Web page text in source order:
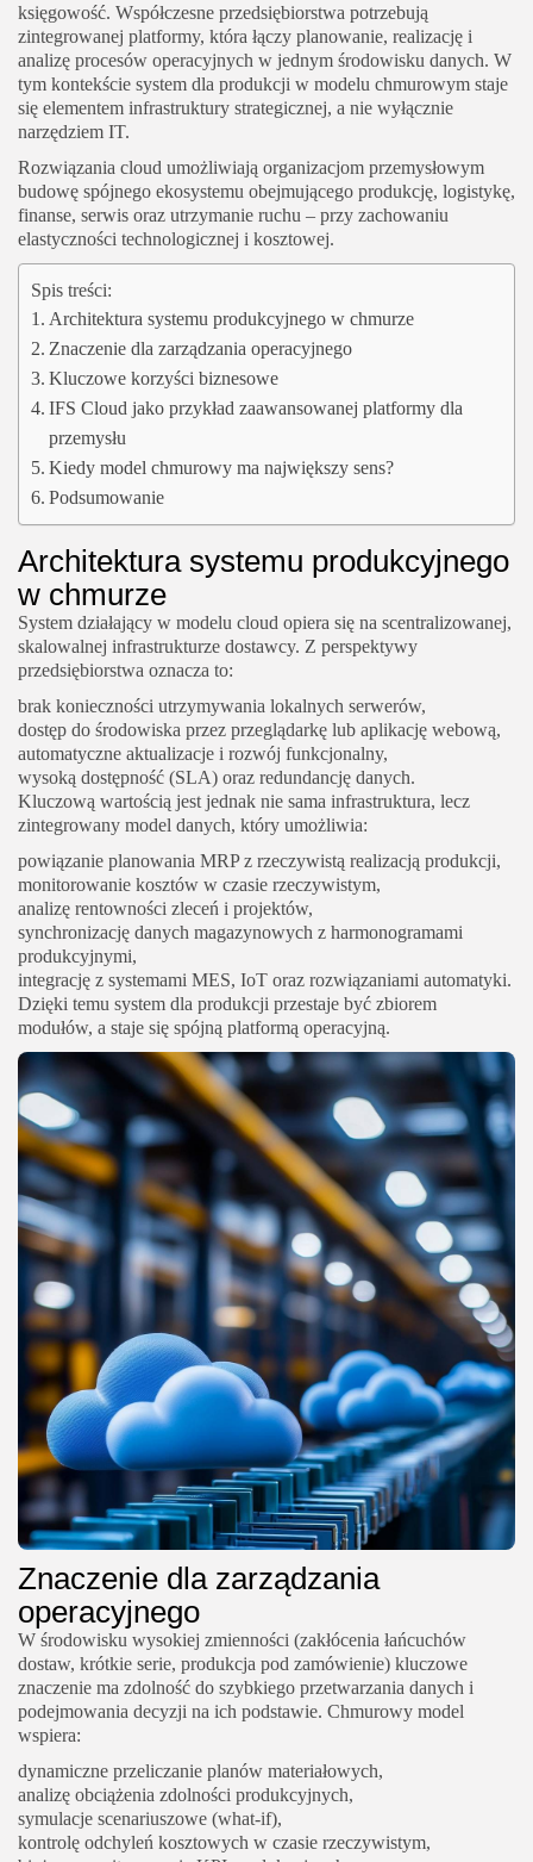
księgowość. Współczesne przedsiębiorstwa potrzebują
zintegrowanej platformy, która łączy planowanie, realizację i
analizę procesów operacyjnych w jednym środowisku danych. W
tym kontekście system dla produkcji w modelu chmurowym staje
się elementem infrastruktury strategicznej, a nie wyłącznie
narzędziem IT.
Rozwiązania cloud umożliwiają organizacjom przemysłowym
budowę spójnego ekosystemu obejmującego produkcję, logistykę,
finanse, serwis oraz utrzymanie ruchu – przy zachowaniu
elastyczności technologicznej i kosztowej.
Spis treści:
Architektura systemu produkcyjnego w chmurze
Znaczenie dla zarządzania operacyjnego
Kluczowe korzyści biznesowe
IFS Cloud jako przykład zaawansowanej platformy dla
przemysłu
Kiedy model chmurowy ma największy sens?
Podsumowanie
Architektura systemu produkcyjnego
w chmurze
System działający w modelu cloud opiera się na scentralizowanej,
skalowalnej infrastrukturze dostawcy. Z perspektywy
przedsiębiorstwa oznacza to:
brak konieczności utrzymywania lokalnych serwerów,
dostęp do środowiska przez przeglądarkę lub aplikację webową,
automatyczne aktualizacje i rozwój funkcjonalny,
wysoką dostępność (SLA) oraz redundancję danych.
Kluczową wartością jest jednak nie sama infrastruktura, lecz
zintegrowany model danych, który umożliwia:
powiązanie planowania MRP z rzeczywistą realizacją produkcji,
monitorowanie kosztów w czasie rzeczywistym,
analizę rentowności zleceń i projektów,
synchronizację danych magazynowych z harmonogramami
produkcyjnymi,
integrację z systemami MES, IoT oraz rozwiązaniami automatyki.
Dzięki temu system dla produkcji przestaje być zbiorem
modułów, a staje się spójną platformą operacyjną.
Znaczenie dla zarządzania
operacyjnego
W środowisku wysokiej zmienności (zakłócenia łańcuchów
dostaw, krótkie serie, produkcja pod zamówienie) kluczowe
znaczenie ma zdolność do szybkiego przetwarzania danych i
podejmowania decyzji na ich podstawie. Chmurowy model
wspiera:
dynamiczne przeliczanie planów materiałowych,
analizę obciążenia zdolności produkcyjnych,
symulacje scenariuszowe (what-if),
kontrolę odchyleń kosztowych w czasie rzeczywistym,